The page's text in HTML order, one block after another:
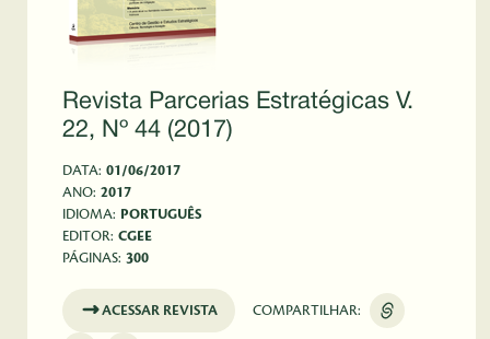
Revista Parcerias Estratégicas V.
22, Nº 44 (2017)
DATA: 01/06/2017
ANO: 2017
IDIOMA: PORTUGUÊS
EDITOR: CGEE
PÁGINAS: 300
ACESSAR REVISTA COMPARTILHAR: